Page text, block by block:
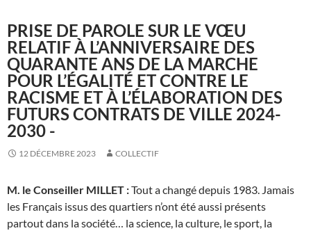
PRISE DE PAROLE SUR LE VŒU
RELATIF À L’ANNIVERSAIRE DES
QUARANTE ANS DE LA MARCHE
POUR L’ÉGALITÉ ET CONTRE LE
RACISME ET À L’ÉLABORATION DES
FUTURS CONTRATS DE VILLE 2024-
2030 -
12 DÉCEMBRE 2023 COLLECTIF
M. le Conseiller MILLET :Tout a changé depuis 1983. Jamais
les Français issus des quartiers n’ont été aussi présents
partout dans la société… la science, la culture, le sport, la